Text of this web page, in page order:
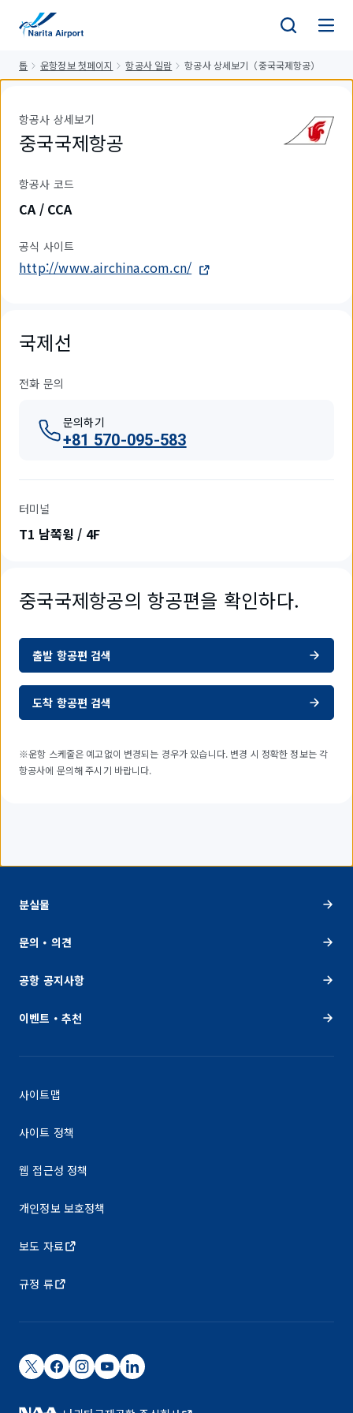
톱 운항정보 첫페이지 항공사 일람 항공사 상세보기（중국국제항공）
항공사 상세보기
중국국제항공
항공사 코드
CA / CCA
공식 사이트
http://www.airchina.com.cn/
국제선
전화 문의
문의하기
+81 570-095-583
터미널
T1 남쪽윙 / 4F
중국국제항공의 항공편을 확인하다.
출발 항공편 검색
도착 항공편 검색
※운항 스케줄은 예고없이 변경되는 경우가 있습니다. 변경 시 정확한 정보는 각
항공사에 문의해 주시기 바랍니다.
분실물
문의・의견
공항 공지사항
이벤트・추천
사이트맵
사이트 정책
웹 접근성 정책
개인정보 보호정책
보도 자료
규정 류